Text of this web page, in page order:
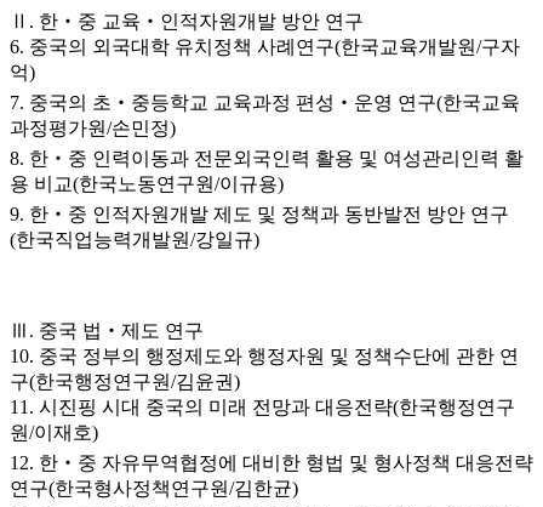
Ⅱ. 한‧중 교육‧인적자원개발 방안 연구
6. 중국의 외국대학 유치정책 사례연구(한국교육개발원/구자
억)
7. 중국의 초‧중등학교 교육과정 편성‧운영 연구(한국교육
과정평가원/손민정)
8. 한‧중 인력이동과 전문외국인력 활용 및 여성관리인력 활
용 비교(한국노동연구원/이규용)
9. 한‧중 인적자원개발 제도 및 정책과 동반발전 방안 연구
(한국직업능력개발원/강일규)
Ⅲ. 중국 법‧제도 연구
10. 중국 정부의 행정제도와 행정자원 및 정책수단에 관한 연
구(한국행정연구원/김윤권)
11. 시진핑 시대 중국의 미래 전망과 대응전략(한국행정연구
원/이재호)
12. 한‧중 자유무역협정에 대비한 형법 및 형사정책 대응전략
연구(한국형사정책연구원/김한균)